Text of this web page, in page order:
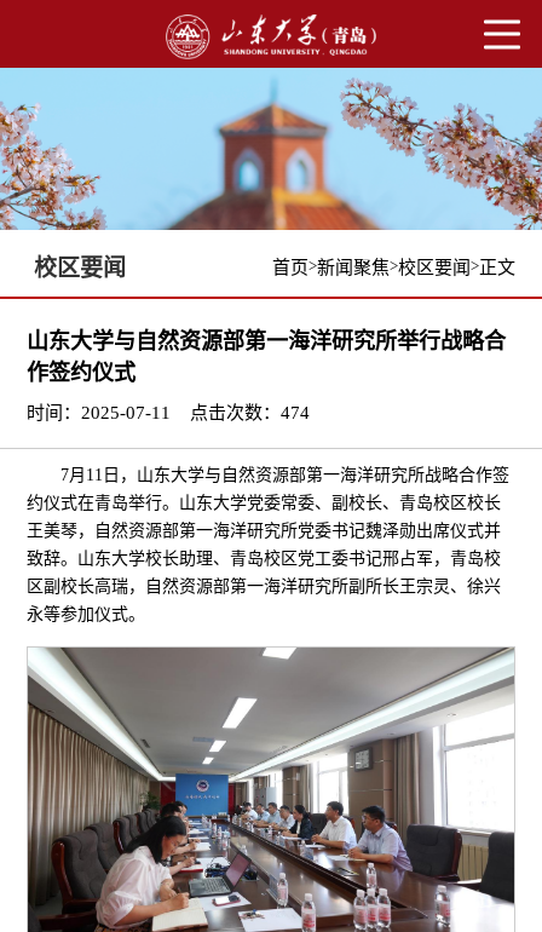
校区要闻 首页>新闻聚焦>校区要闻 >正文
山东大学与自然资源部第一海洋研究所举行战略合
作签约仪式
时间：2025-07-11 点击次数：474
7月11日，山东大学与自然资源部第一海洋研究所战略合作签
约仪式在青岛举行。山东大学党委常委、副校长、青岛校区校长
王美琴，自然资源部第一海洋研究所党委书记魏泽勋出席仪式并
致辞。山东大学校长助理、青岛校区党工委书记邢占军，青岛校
区副校长高瑞，自然资源部第一海洋研究所副所长王宗灵、徐兴
永等参加仪式。